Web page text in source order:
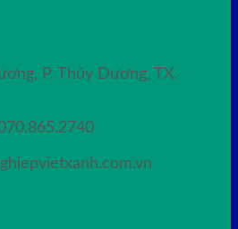
P. Thủy Dương, TX.